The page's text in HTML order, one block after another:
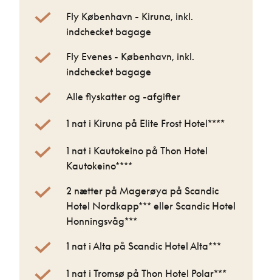
Fly København - Kiruna, inkl.
indchecket bagage
Fly Evenes - København, inkl.
indchecket bagage
Alle flyskatter og -afgifter
1 nat i Kiruna på Elite Frost Hotel****
1 nat i Kautokeino på Thon Hotel
Kautokeino****
2 nætter på Magerøya på Scandic
Hotel Nordkapp*** eller Scandic Hotel
Honningsvåg***
1 nat i Alta på Scandic Hotel Alta***
1 nat i Tromsø på Thon Hotel Polar***